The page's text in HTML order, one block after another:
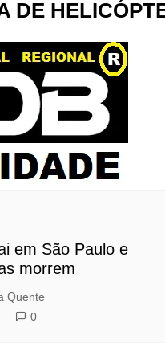
ESTIVA
LIMEIRA
MOGI
DE
em São Paulo e
morrem
Quente
0